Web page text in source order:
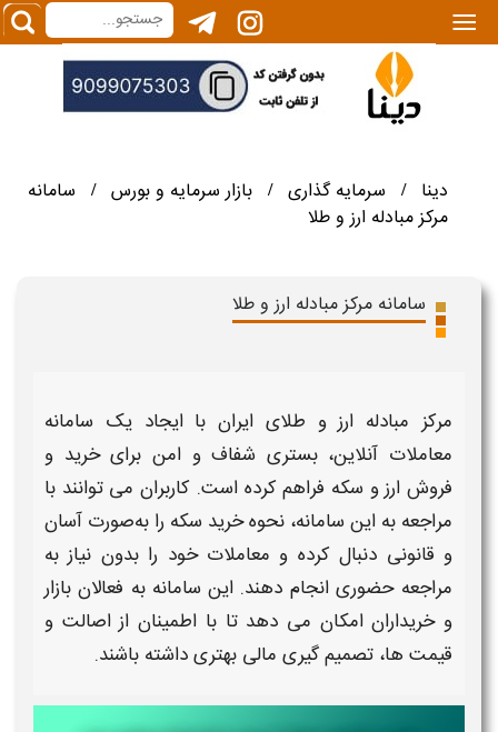
|||
دینا / سرمایه گذاری / بازار سرمایه و بورس /
سامانه
مرکز مبادله ارز و طلا
سامانه مرکز مبادله ارز و طلا
مرکز مبادله ارز و طلای ایرانبا ایجاد یک سامانه
معاملات آنلاین، بستری شفاف و امن برایخرید و
فروش ارزو سکه فراهم کرده است. کاربران می‌ توانند با
مراجعه به این سامانه، نحوه خرید سکه را به‌صورت آسان
و قانونی دنبال کرده و معاملاتخود را بدون نیاز به
مراجعه حضوری انجام دهند. این سامانهبه فعالان بازار
وخریداران امکان می‌ دهد تا با اطمینان از اصالت و
قیمت‌ ها، تصمیم‌ گیری مالی بهتری داشته باشند.